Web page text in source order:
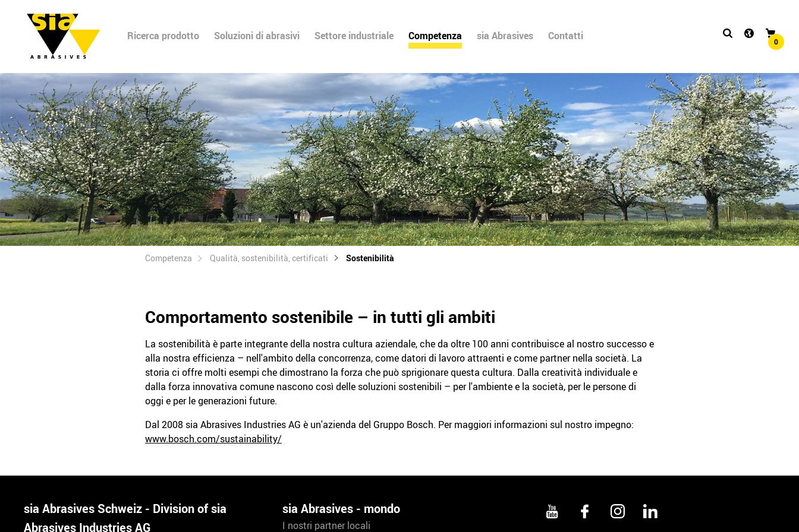
Ricerca prodotto Soluzioni di abrasivi Settore industriale Competenza sia Abrasives Contatti 0
Competenza Qualità, sostenibilità, certificati Sostenibilità
Comportamento sostenibile – in tutti gli ambiti
La sostenibilità è parte integrante della nostra cultura aziendale, che da oltre 100 anni contribuisce al nostro successo e
alla nostra efficienza – nell'ambito della concorrenza, come datori di lavoro attraenti e come partner nella società. La
storia ci offre molti esempi che dimostrano la forza che può sprigionare questa cultura. Dalla creatività individuale e
dalla forza innovativa comune nascono così delle soluzioni sostenibili – per l'ambiente e la società, per le persone di
oggi e per le generazioni future.
Dal 2008 sia Abrasives Industries AG è un'azienda del Gruppo Bosch. Per maggiori informazioni sul nostro impegno:
www.bosch.com/sustainability/
sia Abrasives Schweiz - Division of sia
Abrasives Industries AG
sia Abrasives - mondo
I nostri partner locali